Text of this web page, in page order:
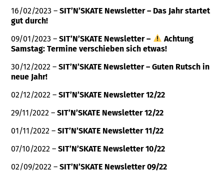
16/02/2023 –SIT’N’SKATE Newsletter – Das Jahr startet
gut durch!
09/01/2023 –SIT’N’SKATE Newsletter –
Achtung
Samstag: Termine verschieben sich etwas!
30/12/2022 –SIT’N’SKATE Newsletter – Guten Rutsch in
neue Jahr!
02/12/2022 –SIT’N’SKATE Newsletter 12/22
29/11/2022 –SIT’N’SKATE Newsletter 12/22
01/11/2022 –SIT’N’SKATE Newsletter 11/22
07/10/2022 –SIT’N’SKATE Newsletter 10/22
02/09/2022 –SIT’N’SKATE Newsletter 09/22